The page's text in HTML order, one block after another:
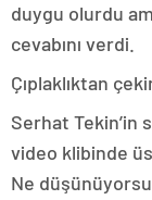
duygu olurdu
cevabını verdi.
Çıplaklıktan
Serhat Tekin’in
video klibinde
Ne